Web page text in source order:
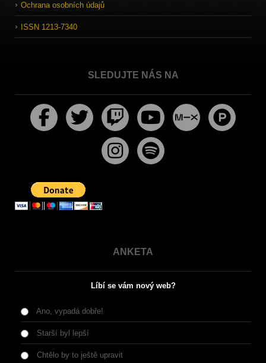
Ochrana osobních údajů
ISSN 1213-7340
SLEDUJTE NÁS NA
ANKETA
Líbí se vám nový web?
Ano, vypadá dobře!
Starší byl lepší
Chtělo by to ještě upravit